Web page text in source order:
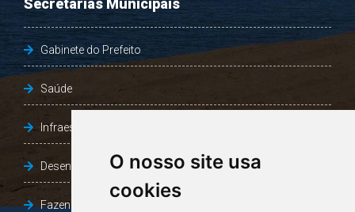
O nosso site usa
cookies
Secretarias Municipais
Gabinete do Prefeito
Saúde
Infraestrutura, Agricultura e Meio Ambiente
Desenvolvimento Social
Fazenda e Desenvolvimento Econômico